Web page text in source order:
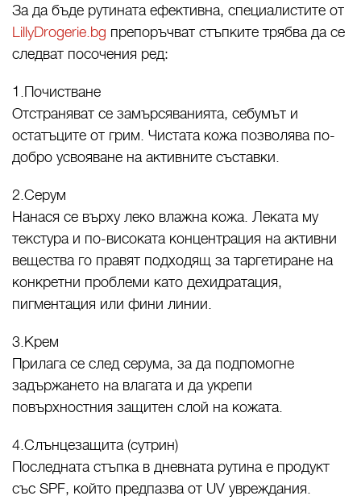
За да бъде рутината ефективна, специалистите от
LillyDrogerie.bg препоръчват стъпките трябва да се
следват посочения ред:
1.Почистване
Отстраняват се замърсяванията, себумът и
остатъците от грим. Чистата кожа позволява по-
добро усвояване на активните съставки.
2.Серум
Нанася се върху леко влажна кожа. Леката му
текстура и по-високата концентрация на активни
вещества го правят подходящ за таргетиране на
конкретни проблеми като дехидратация,
пигментация или фини линии.
3.Крем
Прилага се след серума, за да подпомогне
задържането на влагата и да укрепи
повърхностния защитен слой на кожата.
4.Слънцезащита (сутрин)
Последната стъпка в дневната рутина е продукт
със SPF, който предпазва от UV увреждания.